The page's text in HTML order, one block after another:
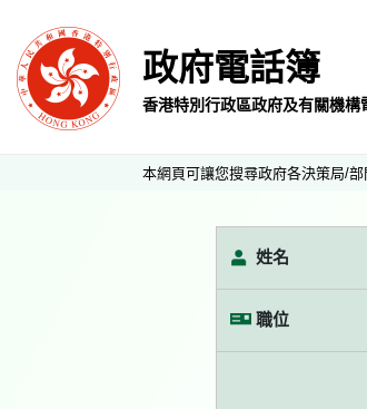
政府電話簿
香港特別行政區政府及有關機構
本網頁可讓您搜尋政府各決策局/
姓名
職位